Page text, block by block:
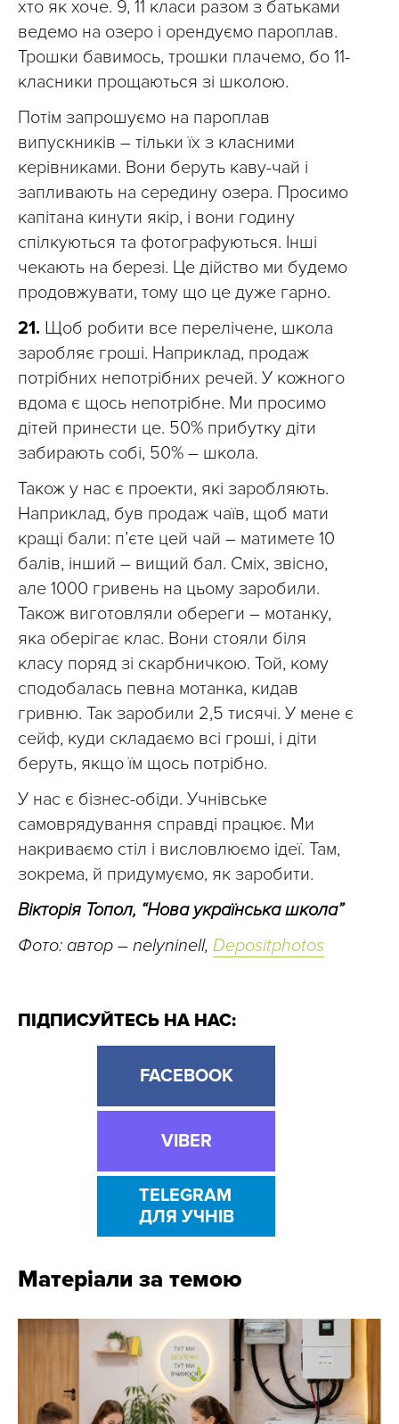
хто як хоче. 9, 11 класи разом з батьками
ведемо на озеро і орендуємо пароплав.
Трошки бавимось, трошки плачемо, бо 11-
класники прощаються зі школою.
Потім запрошуємо на пароплав
випускників – тільки їх з класними
керівниками. Вони беруть каву-чай і
запливають на середину озера. Просимо
капітана кинути якір, і вони годину
спілкуються та фотографуються. Інші
чекають на березі. Це дійство ми будемо
продовжувати, тому що це дуже гарно.
21. Щоб робити все перелічене, школа
заробляє гроші. Наприклад, продаж
потрібних непотрібних речей. У кожного
вдома є щось непотрібне. Ми просимо
дітей принести це. 50% прибутку діти
забирають собі, 50% – школа.
Також у нас є проекти, які заробляють.
Наприклад, був продаж чаїв, щоб мати
кращі бали: п’єте цей чай – матимете 10
балів, інший – вищий бал. Сміх, звісно,
але 1000 гривень на цьому заробили.
Також виготовляли обереги – мотанку,
яка оберігає клас. Вони стояли біля
класу поряд зі скарбничкою. Той, кому
сподобалась певна мотанка, кидав
гривню. Так заробили 2,5 тисячі. У мене є
сейф, куди складаємо всі гроші, і діти
беруть, якщо їм щось потрібно.
У нас є бізнес-обіди. Учнівське
самоврядування справді працює. Ми
накриваємо стіл і висловлюємо ідеї. Там,
зокрема, й придумуємо, як заробити.
Вікторія Топол, “Нова українська школа”
Фото: автор – nelyninell, Depositphotos
ПІДПИСУЙТЕСЬ НА НАС:
FACEBOOK
VIBER
TELEGRAM
ДЛЯ УЧНІВ
Матеріали за темою